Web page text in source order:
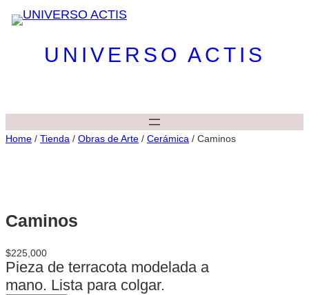
UNIVERSO ACTIS
Home / Tienda / Obras de Arte / Cerámica / Caminos
Caminos
$225,000
Pieza de terracota modelada a
mano. Lista para colgar.